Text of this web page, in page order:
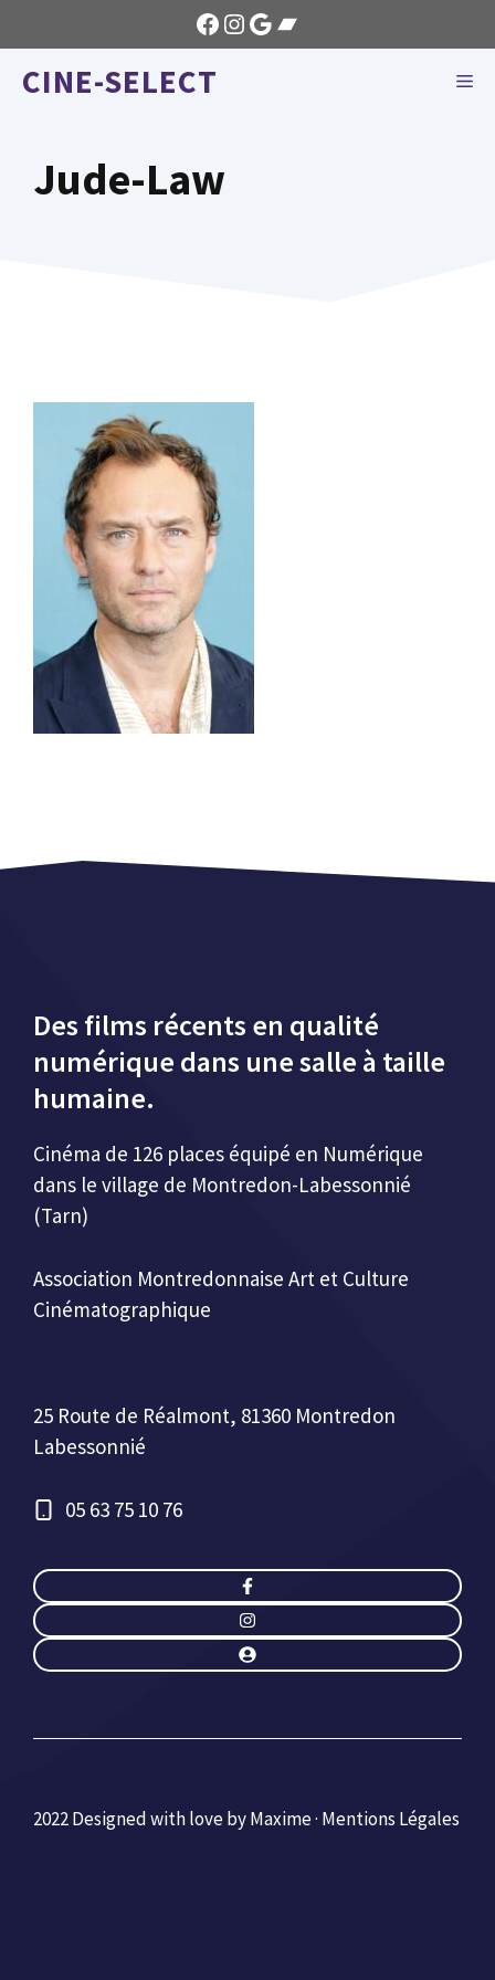
au
contenu
Facebook
Instagram
GoogleBandcamp
CINE-SELECT
Jude-Law
Des films récents en qualité
numérique dans une salle à taille
humaine.
Cinéma de 126 places équipé en Numérique
dans le village de Montredon-Labessonnié
(Tarn)
Association Montredonnaise Art et Culture
Cinématographique
25 Route de Réalmont, 81360 Montredon
Labessonnié
05 63 75 10 76
2022 Designed with love by Maxime · Mentions Légales